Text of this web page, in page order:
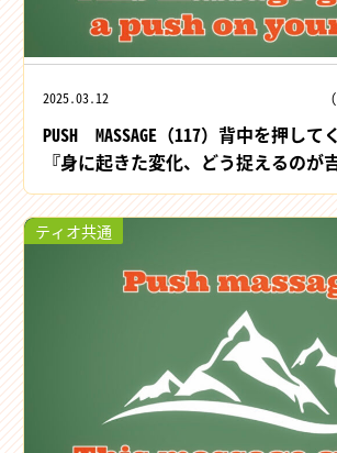
2025.03.12
PUSH MASSAGE（117）背中を押し
『身に起きた変化、どう捉えるのが
ティオ共通